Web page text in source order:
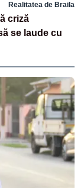
Realitatea de Braila
criză
se laude cu